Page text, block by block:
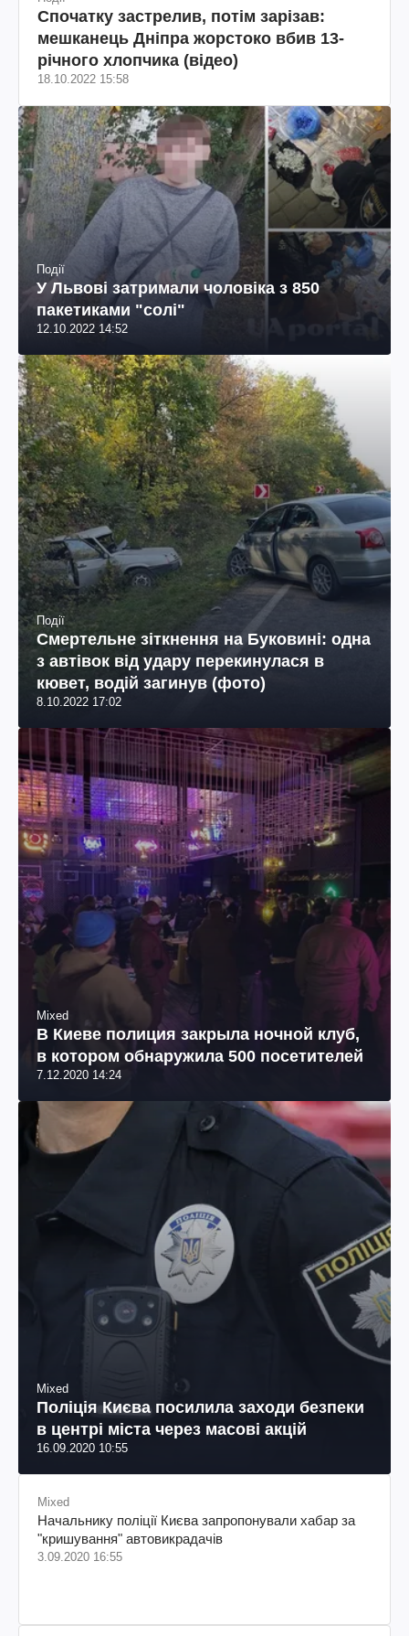
Спочатку застрелив, потім зарізав:
мешканець Дніпра жорстоко вбив 13-
річного хлопчика (відео)
18.10.2022 15:58
Події
У Львові затримали чоловіка з 850
пакетиками "солі"
12.10.2022 14:52
Події
Смертельне зіткнення на Буковині: одна
з автівок від удару перекинулася в
кювет, водій загинув (фото)
8.10.2022 17:02
Mixed
В Киеве полиция закрыла ночной клуб,
в котором обнаружила 500 посетителей
7.12.2020 14:24
Mixed
Поліція Києва посилила заходи безпеки
в центрі міста через масові акцій
16.09.2020 10:55
Mixed
Начальнику поліції Києва запропонували хабар за
"кришування" автовикрадачів
3.09.2020 16:55